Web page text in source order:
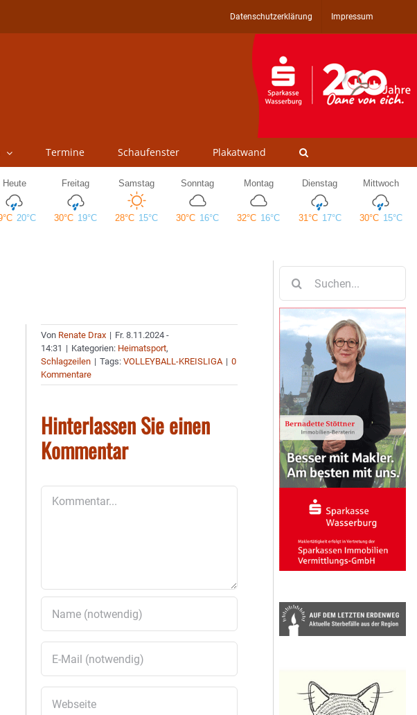
Datenschutzerklärung Impressum
Termine Schaufenster Plakatwand
Von Renate Drax | Fr. 8.11.2024 -
14:31 | Kategorien: Heimatsport,
Schlagzeilen | Tags:VOLLEYBALL-KREISLIGA | 0
Kommentare
Hinterlassen Sie einen
Kommentar
nach: